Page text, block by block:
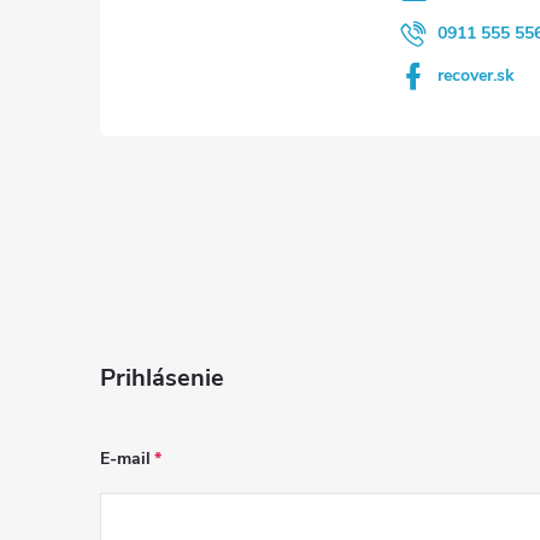
0911 555
recover.sk
Prihlásenie
E-mail